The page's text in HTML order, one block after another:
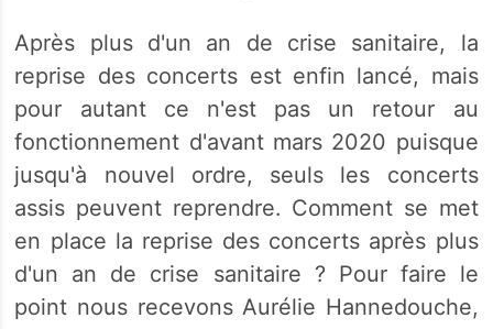
Après plus d'un an de crise sanitaire, la
reprise des concerts est enfin lancé, mais
pour autant ce n'est pas un retour au
fonctionnement d'avant mars 2020 puisque
jusqu'à nouvel ordre, seuls les concerts
assis peuvent reprendre. Comment se met
en place la reprise des concerts après plus
d'un an de crise sanitaire ? Pour faire le
point nous recevons Aurélie Hannedouche,